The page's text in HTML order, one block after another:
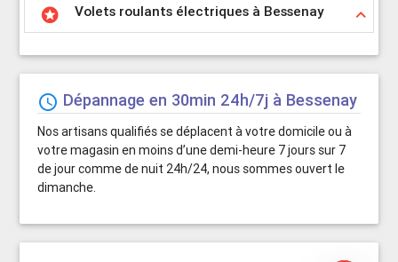
stars keyboard_arrow_up
Volets roulants électriques à Bessenay
schedule Dépannage en 30min 24h/7j à Bessenay
Nos artisans qualifiés se déplacent à votre domicile ou à
votre magasin en moins d’une demi-heure 7 jours sur 7
de jour comme de nuit 24h/24, nous sommes ouvert le
dimanche.